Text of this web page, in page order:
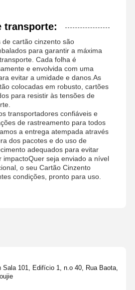
transporte:
cartão cinzento são
para garantir a máxima
Cada folha é
e envolvida com uma
evitar a umidade e danos.As
colocadas em robusto, cartões
para resistir às tensões de
transportadores confiáveis e
de rastreamento para todos
a entrega atempada através
dos pacotes e do uso de
adequados para evitar
impactoQuer seja enviado a nível
o seu Cartão Cinzento
condições, pronto para uso.
Sala 101, Edifício 1, n.o 40, Rua Baota,